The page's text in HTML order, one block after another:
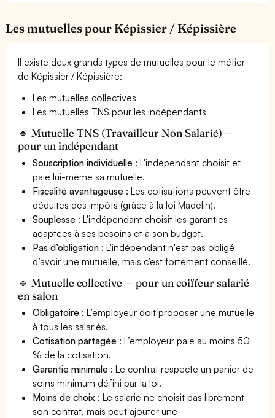
Les mutuelles pour Képissier / Képissière
Il existe deux grands types de mutuelles pour le métier
de Képissier / Képissière:
Les mutuelles collectives
Les mutuelles TNS pour les indépendants
🔹 Mutuelle TNS (Travailleur Non Salarié) —
pour un indépendant
Souscription individuelle : L'indépendant choisit et
paie lui-même sa mutuelle.
Fiscalité avantageuse : Les cotisations peuvent être
déduites des impôts (grâce à la loi Madelin).
Souplesse : L'indépendant choisit les garanties
adaptées à ses besoins et à son budget.
Pas d’obligation : L'indépendant n'est pas obligé
d’avoir une mutuelle, mais c’est fortement conseillé.
🔹 Mutuelle collective — pour un coiffeur salarié
en salon
Obligatoire : L’employeur doit proposer une mutuelle
à tous les salariés.
Cotisation partagée : L’employeur paie au moins 50
% de la cotisation.
Garantie minimale : Le contrat respecte un panier de
soins minimum défini par la loi.
Moins de choix : Le salarié ne choisit pas librement
son contrat, mais peut ajouter une